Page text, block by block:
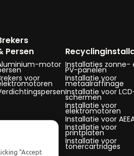
Persen
motor
voor
Installaties zonne-
PV-panelen
Installatie voor
metaalraffinage
Installatie voor
schermen
Installatie voor
elektromotoren
Installatie voor
Installatie voor
printplaten
Installatie voor
tonercartridges
"Accept